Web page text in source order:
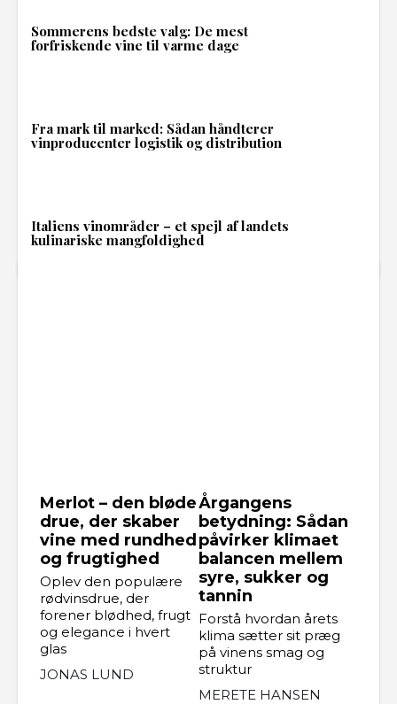
Sommerens bedste valg: De mest
forfriskende vine til varme dage
Fra mark til marked: Sådan håndterer
vinproducenter logistik og distribution
Italiens vinområder – et spejl af landets
kulinariske mangfoldighed
Merlot – den bløde
drue, der skaber
vine med rundhed
og frugtighed
Oplev den populære
rødvinsdrue, der
forener blødhed, frugt
og elegance i hvert
glas
JONAS LUND
Årgangens
betydning: Sådan
påvirker klimaet
balancen mellem
syre, sukker og
tannin
Forstå hvordan årets
klima sætter sit præg
på vinens smag og
struktur
MERETE HANSEN